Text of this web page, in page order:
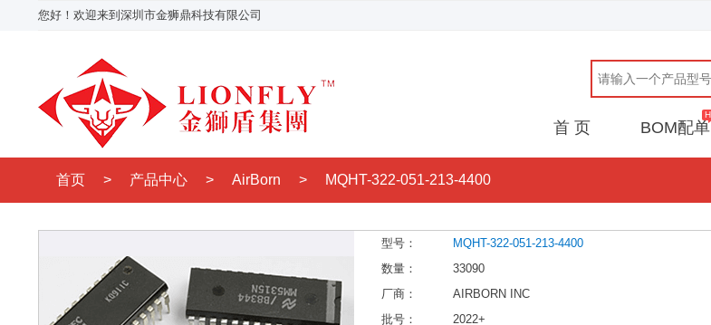
您好！欢迎来到深圳市金狮鼎科技有限公司
首 页 BOM配单
首页 > 产品中心 > AirBorn > MQHT-322-051-213-4400
型号：
MQHT-322-051-213-4400
数量：
33090
厂商：
AIRBORN INC
批号：
2022+